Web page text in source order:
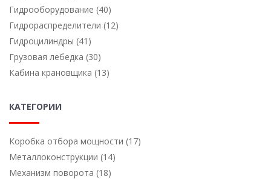
Гидрооборудование (40)
Гидрораспределители (12)
Гидроцилиндры (41)
Грузовая лебедка (30)
Кабина крановщика (13)
КАТЕГОРИИ
Коробка отбора мощности (17)
Металлоконструкции (14)
Механизм поворота (18)